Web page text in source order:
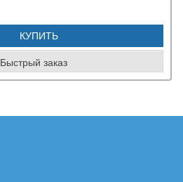
КУПИТЬ
Быстрый заказ